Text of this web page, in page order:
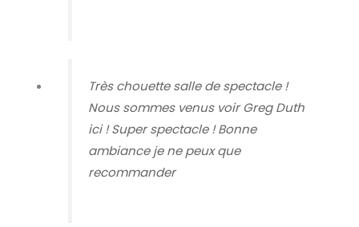
Très chouette salle de spectacle !
Nous sommes venus voir Greg Duth
ici ! Super spectacle ! Bonne
ambiance je ne peux que
recommander